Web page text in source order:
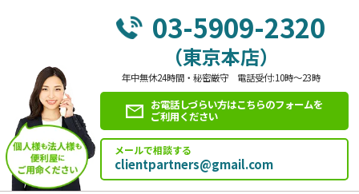
03-5909-2320
（東京本店）
年中無休24時間・秘密厳守 電話受付:10時～23時
お電話しづらい方はこちらのフォームを
ご利用ください
メールで相談する
clientpartners@gmail.com